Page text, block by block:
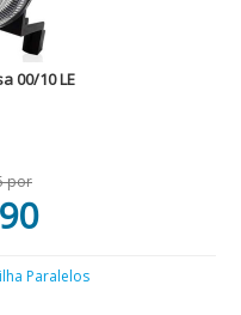
00/10 LE
por
Paralelos